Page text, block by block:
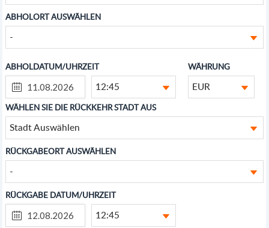
ABHOLORT AUSWÄHLEN
-
ABHOLDATUM/UHRZEIT
12:45
WÄHRUNG
EUR
WÄHLEN SIE DIE RÜCKKEHR STADT AUS
Stadt Auswählen
RÜCKGABEORT AUSWÄHLEN
-
RÜCKGABE DATUM/UHRZEIT
12:45